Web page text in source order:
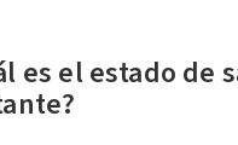
es el estado de